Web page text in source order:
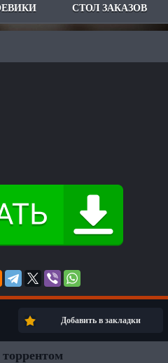
СТОЛ ЗАКАЗОВ
Добавить в закладки